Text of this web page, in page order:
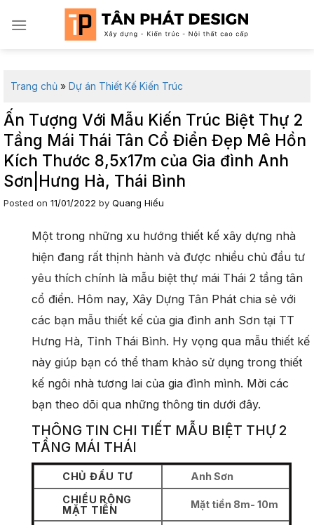
Trang chủ » Dự án Thiết Kế Kiến Trúc
Ấn Tượng Với Mẫu Kiến Trúc Biệt Thự 2
Tầng Mái Thái Tân Cổ Điển Đẹp Mê Hồn
Kích Thước 8,5x17m của Gia đình Anh
Sơn|Hưng Hà, Thái Bình
Posted on 11/01/2022 by Quang Hiếu
Một trong những xu hướng thiết kế xây dựng nhà
hiện đang rất thịnh hành và được nhiều chủ đầu tư
yêu thích chính là mẫu biệt thự mái Thái 2 tầng tân
cổ điển. Hôm nay, Xây Dựng Tân Phát chia sẻ với
các bạn mẫu thiết kế của gia đình anh Sơn tại TT
Hưng Hà, Tỉnh Thái Bình. Hy vọng qua mẫu thiết kế
này giúp bạn có thể tham khảo sử dụng trong thiết
kế ngôi nhà tương lai của gia đình mình. Mời các
bạn theo dõi qua những thông tin dưới đây.
THÔNG TIN CHI TIẾT MẪU BIỆT THỰ 2
TẦNG MÁI THÁI
CHỦ ĐẦU TƯ
Anh Sơn
CHIỀU RỘNG
MẶT TIỀN
Mặt tiền 8m- 10m